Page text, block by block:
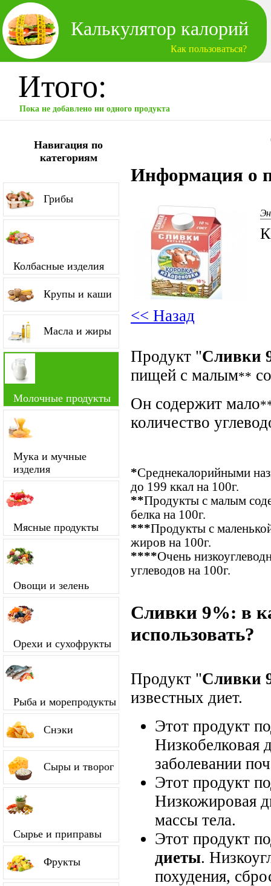
Калькулятор калорий
Как пользоваться?
Итого:
Пока не добавлено ни одного продукта
Навигация по
категориям
Грибы
Колбасные изделия
Крупы и каши
Масла и жиры
Молочные продукты
Мука и мучные
изделия
Мясные продукты
Овощи и зелень
Орехи и сухофрукты
Рыба и морепродукты
Снэки
Сыры и творог
Сырье и приправы
Фрукты
Информация о
<< Назад
Продукт "Сливки
пищей с малым**
Он содержит мало
количество
*Среднекалорийными
до 199 ккал на 100г.
**Продукты с малым
белка на 100г.
***Продукты с
жиров на 100г.
****Очень
углеводов на 100г.
Сливки 9%: в
использовать?
Продукт "Сливки
известных диет.
Этот продукт
Низкобелковая
заболевании
Этот продукт
Низкожировая
массы тела.
Этот продукт
диеты.
похудения,